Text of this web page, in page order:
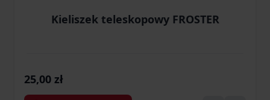
Kieliszek teleskopowy FROSTER
25,00 zł